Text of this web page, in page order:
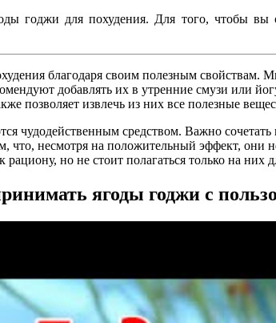
годжи для похудения. Для того, чтобы вы
благодаря своим полезным свойствам.
добавлять их в утренние смузи или
позволяет извлечь из них все полезные
чудодейственным средством. Важно
что, несмотря на положительный эффект, они
но не стоит полагаться только на них
ягоды годжи с